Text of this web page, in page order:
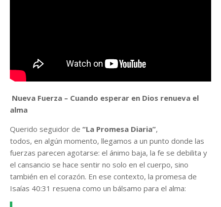
Nueva Fuerza – Cuando esperar en Dios renueva el
alma
Querido seguidor de “La Promesa Diaria”,
todos, en algún momento, llegamos a un punto donde las
fuerzas parecen agotarse: el ánimo baja, la fe se debilita y
el cansancio se hace sentir no solo en el cuerpo, sino
también en el corazón. En ese contexto, la promesa de
Isaías 40:31 resuena como un bálsamo para el alma: